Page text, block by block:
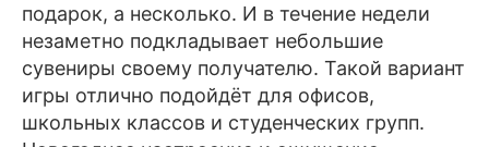
подарок, а несколько. И в течение недели
незаметно подкладывает небольшие
сувениры своему получателю. Такой вариант
игры отлично подойдёт для офисов,
школьных классов и студенческих групп.